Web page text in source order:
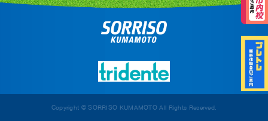
Copyright © SORRISO KUMAMOTO All Rights Reserved.